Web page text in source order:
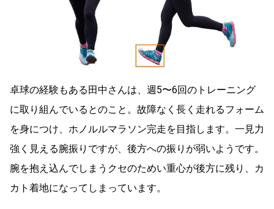
卓球の経験もある田中さんは、週5〜6回のトレーニング
に取り組んでいるとのこと。故障なく長く走れるフォーム
を身につけ、ホノルルマラソン完走を目指します。一見力
強く見える腕振りですが、後方への振りが弱いようです。
腕を抱え込んでしまうクセのためい重心が後方に残り、カ
カト着地になってしまっています。